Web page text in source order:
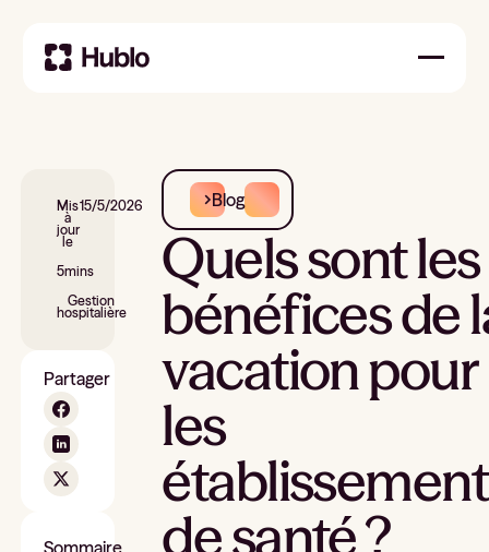
Mis
à
jour
le
15/5/2026
5mins
Gestion
hospitalière
Partager
Sommaire
Blog
Quels sont les
bénéfices de
vacation pour
les
de santé ?